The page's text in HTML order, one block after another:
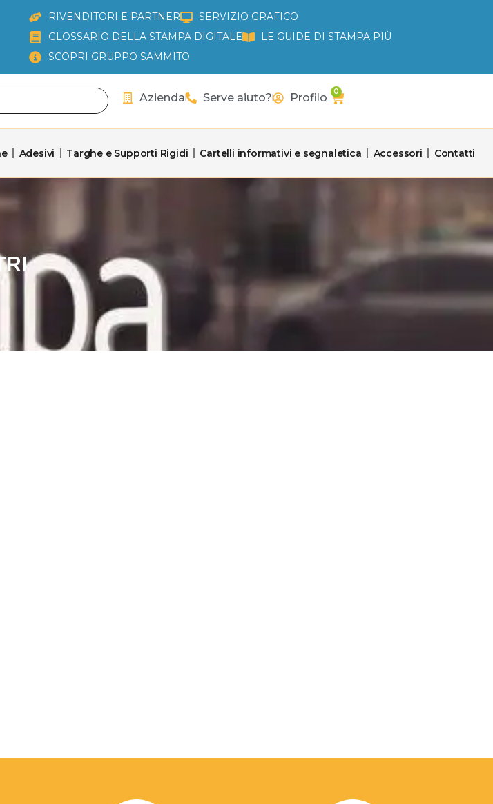
RIVENDITORI E PARTNER
SERVIZIO GRAFICO
GLOSSARIO DELLA STAMPA DIGITALE
LE GUIDE DI STAMPA PIÙ
SCOPRI GRUPPO SAMMITO
Azienda Serve aiuto? Profilo 0
Carrello
Adesivi Targhe e Supporti Rigidi Cartelli informativi e segnaletica Accessori Contatti